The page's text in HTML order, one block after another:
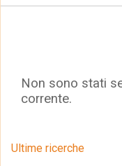
Non sono stati
corrente.
Ultime ricerche